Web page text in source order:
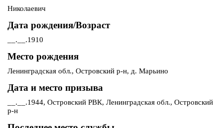
Николаевич
Дата рождения/Возраст
__.__.1910
Место рождения
Ленинградская обл., Островский р-н, д. Марьино
Дата и место призыва
__.__.1944, Островский РВК, Ленинградская обл., Островский
р-н